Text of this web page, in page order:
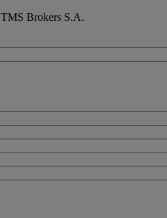
Brokers S.A.